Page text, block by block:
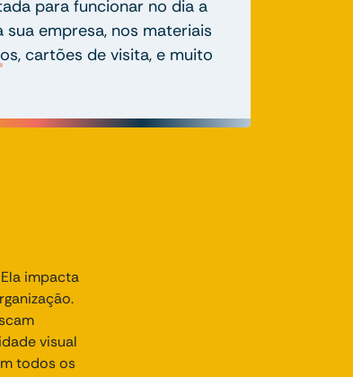
para funcionar no dia a
sua empresa, nos materiais
cartões de visita, e muito
impacta
visual
todos os